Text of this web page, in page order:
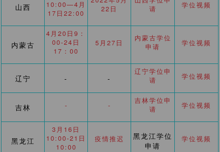
山西
10:00—4月
17日22:00
22日
请
学位视频
内蒙古
4月20日9：
00-24日
17：00
5月27日
内蒙古学位
申请
学位视频
辽宁 - -
辽宁学位申
请
学位视频
吉林 - -
吉林学位申
请
学位视频
黑龙江
3月16日
10:00-21日
10:00
疫情推迟
黑龙江学位
申请
学位视频